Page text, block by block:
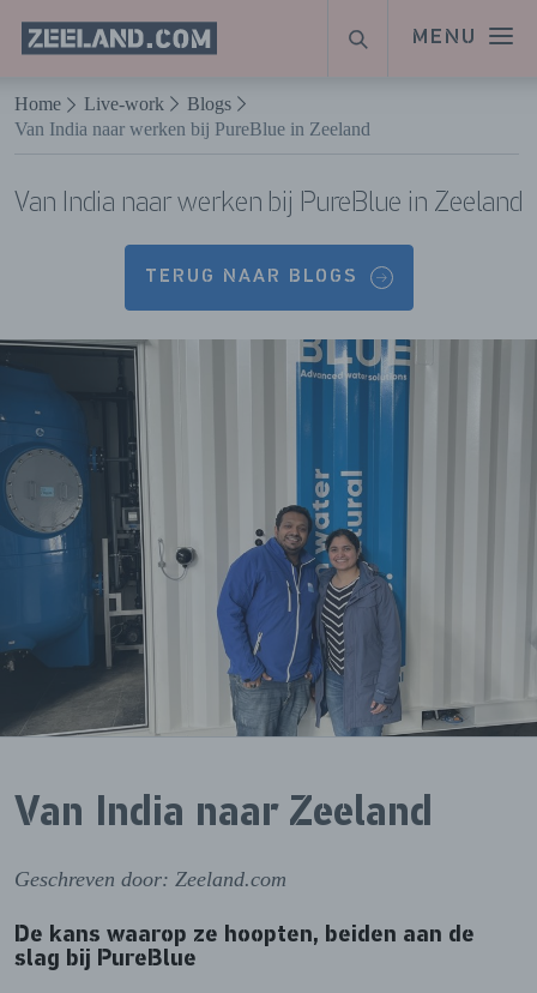
Naar hoofdinhoud
MENU
Homepage
Zeeland.com
ZOEKEN
Home Live-work
Blogs
Van India naar werken bij PureBlue in Zeeland
Van India naar werken bij PureBlue in Zeeland
TERUG NAAR BLOGS
Van India naar Zeeland
Geschreven door: Zeeland.com
De kans waarop ze hoopten, beiden aan de
slag bij PureBlue